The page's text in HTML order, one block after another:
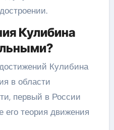
Кулибина
Кулибина
в области
первый в России
его теория движения